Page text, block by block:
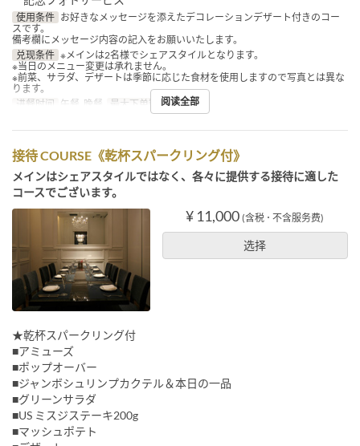
使用条件 お好きなメッセージを添えたデコレーションデザート付きのコー
スです。
備考欄にメッセージ内容の記入をお願いいたします。
兑现条件 ※メインは2名様でシェアスタイルとなります。
※当日のメニュー変更は承れません。
※前菜、サラダ、デザートは季節に応じた食材を使用しますので写真とは異な
ります。
进餐时间
午餐, 晚餐 最大下单数 2 ~
阅读全部
接待 COURSE《乾杯スパークリング付》
メインはシェアスタイルではなく、各々に提供する接待に適した
コースでございます。
¥ 11,000 (含税 ･ 不含服务费)
选择
★乾杯スパークリング付
■アミューズ
■ポップオーバー
■ジャンボシュリンプカクテル＆本日の一品
■グリーンサラダ
■US ミスジステーキ200g
■マッシュポテト